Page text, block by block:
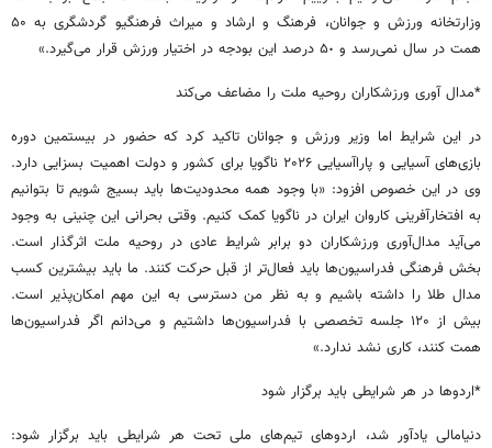
وزارتخانه ورزش و جوانان، فرهنگ و ارشاد و میراث فرهنگیو گردشگری به ۵۰
همت در سال نمی‌رسد و ۵٠ درصد این بودجه در اختیار ورزش قرار می‌گیرد.»
*مدال آوری ورزشکاران روحیه ملت را مضاعف می‌کند
در این شرایط اما وزیر ورزش و جوانان تاکید کرد که حضور در بیستمین دوره
بازی‌های آسیایی و پاراآسیایی ۲۰۲۶ ناگویا برای کشور و دولت اهمیت بسزایی دارد.
وی در این خصوص افزود:‌ «با وجود همه محدودیت‌ها باید بسیج شویم تا بتوانیم
به افتخارآفرینی کاروان ایران در ناگویا کمک کنیم. وقتی بحرانی این چنینی به وجود
می‌آید مدال‌آوری ورزشکاران دو برابر شرایط عادی در روحیه ملت اثرگذار است.
بخش فرهنگی فدراسیون‌ها باید فعال‌تر از قبل حرکت کنند. ما باید بیشترین کسب
مدال طلا را داشته باشیم و به نظر من دسترسی به این مهم امکان‌پذیر است.
بیش از ۱۲۰ جلسه تخصصی با فدراسیون‌ها داشتیم و می‌دانم اگر فدراسیون‌ها
همت کنند، کاری نشد ندارد.»
*اردوها در هر شرایطی باید برگزار شود
دنیامالی یادآور شد، اردوهای تیم‌های ملی تحت هر شرایطی باید برگزار شود: